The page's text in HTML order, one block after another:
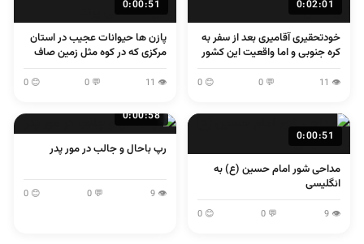
0:02:01
خودتحقیری آقامیری بعد از سفر به
کره جنوبی و اما واقعیت این کشور
👁 11
💬 0
😊 0
0:00:51
پازن ها حیوانات عجیب در استان
مرکزی که در کوه مثل زمین صاف
👁 11
💬 0
😊 0
0:00:51
مداحی شور امام حسین (ع) به
انگلیسی
👁 9
💬 0
😊 0
0:00:58
رپ باحال و جالب در مور پدر
👁 9
💬 0
😊 0